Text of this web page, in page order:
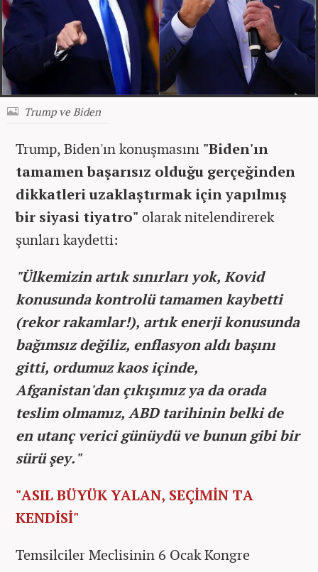
Trump ve Biden
Trump, Biden'ın konuşmasını "Biden'ın
tamamen başarısız olduğu gerçeğinden
dikkatleri uzaklaştırmak için yapılmış
bir siyasi tiyatro" olarak nitelendirerek
şunları kaydetti:
"Ülkemizin artık sınırları yok, Kovid
konusunda kontrolü tamamen kaybetti
(rekor rakamlar!), artık enerji konusunda
bağımsız değiliz, enflasyon aldı başını
gitti, ordumuz kaos içinde,
Afganistan'dan çıkışımız ya da orada
teslim olmamız, ABD tarihinin belki de
en utanç verici günüydü ve bunun gibi bir
sürü şey."
"ASIL BÜYÜK YALAN, SEÇİMİN TA
KENDİSİ"
Temsilciler Meclisinin 6 Ocak Kongre